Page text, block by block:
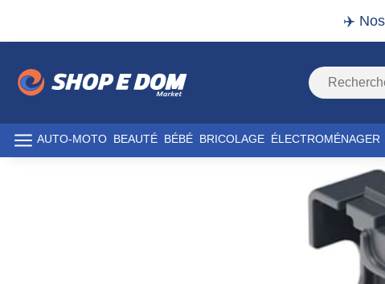
✈️
AUTO-MOTO BEAUTÉ BÉBÉ BRICOLAGE ÉLECTROMÉNAGER